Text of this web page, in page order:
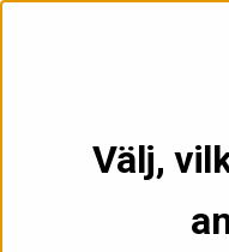
Välj,
FÅR INTE